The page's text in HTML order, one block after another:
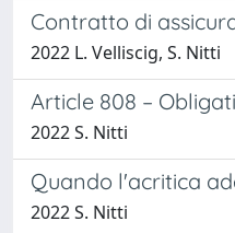
Contratto di
2022 L. Velliscig, S. Nitti
Article 808 –
2022 S. Nitti
Quando l'acritica
2022 S. Nitti